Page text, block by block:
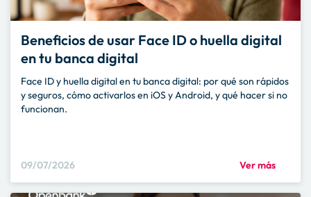
Beneficios de usar Face ID o huella digital
en tu banca digital
Face ID y huella digital en tu banca digital: por qué son rápidos
y seguros, cómo activarlos en iOS y Android, y qué hacer si no
funcionan.
09/07/2026 Ver más